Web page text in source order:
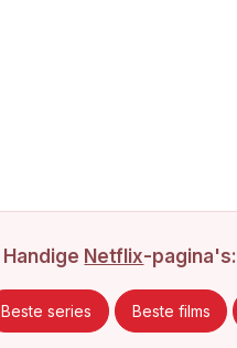
Handige Netflix-pagina's:
Beste series Beste films